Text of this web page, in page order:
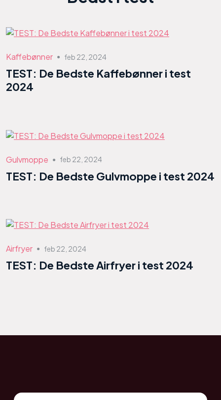
Kaffebønner ● feb 22, 2024
TEST: De Bedste Kaffebønner i test
2024
Gulvmoppe ● feb 22, 2024
TEST: De Bedste Gulvmoppe i test 2024
Airfryer ● feb 22, 2024
TEST: De Bedste Airfryer i test 2024